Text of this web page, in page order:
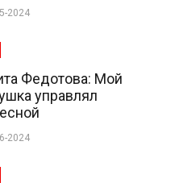
2024
Федотова: Мой
управлял
2024